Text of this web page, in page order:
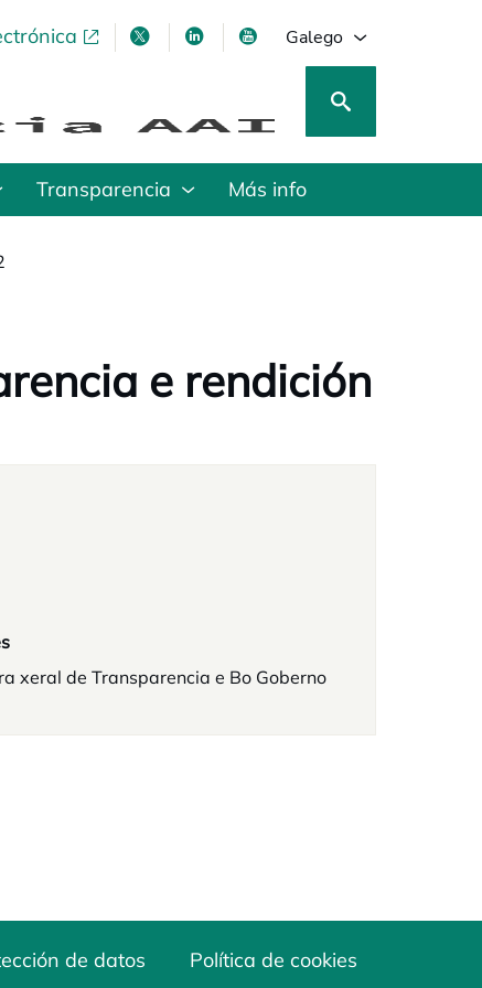
opens in a new tabopens in a new tab
opens in a new tab
opens in a new tab
Galego
Transparencia Más info
e rendición
xeral de Transparencia e Bo Goberno
de datos Política de cookies